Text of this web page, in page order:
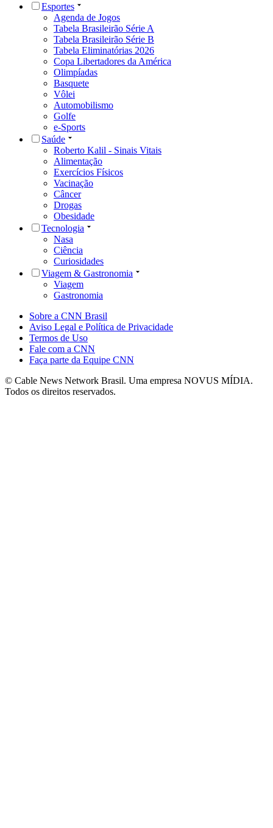
Esportes
Agenda de Jogos
Tabela Brasileirão Série A
Tabela Brasileirão Série B
Tabela Eliminatórias 2026
Copa Libertadores da América
Olimpíadas
Basquete
Vôlei
Automobilismo
Golfe
e-Sports
Saúde
Roberto Kalil - Sinais Vitais
Alimentação
Exercícios Físicos
Vacinação
Câncer
Drogas
Obesidade
Tecnologia
Nasa
Ciência
Curiosidades
Viagem & Gastronomia
Viagem
Gastronomia
Sobre a CNN Brasil
Aviso Legal e Política de Privacidade
Termos de Uso
Fale com a CNN
Faça parte da Equipe CNN
© Cable News Network Brasil. Uma empresa NOVUS MÍDIA.
Todos os direitos reservados.